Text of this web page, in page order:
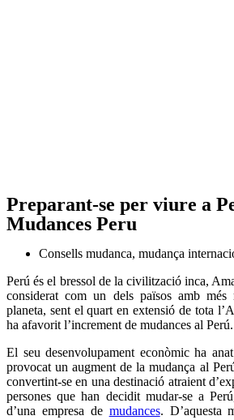
Preparant-se per viure a
Mudances Peru
Consells mudanca, mudança
Perú és el bressol de la civilització inca,
considerat com un dels països amb més
planeta, sent el quart en extensió de tota
ha afavorit l’increment de mudances al Perú.
El seu desenvolupament econòmic ha
provocat un augment de la mudança al
convertint-se en una destinació atraient
persones que han decidit mudar-se a
d’una empresa de mudances. D’aquesta